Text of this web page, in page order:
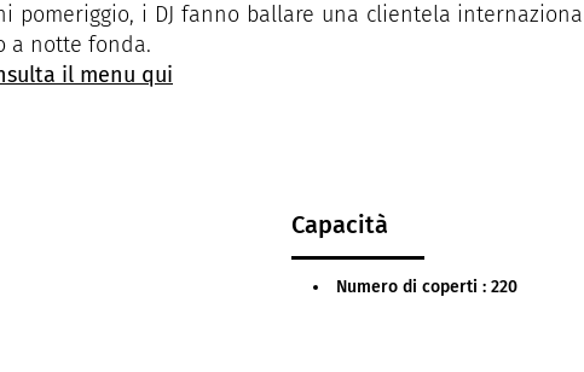
pomeriggio, i DJ fanno ballare una clientela
a notte fonda.
il menu qui
Capacità
Numero di coperti : 220